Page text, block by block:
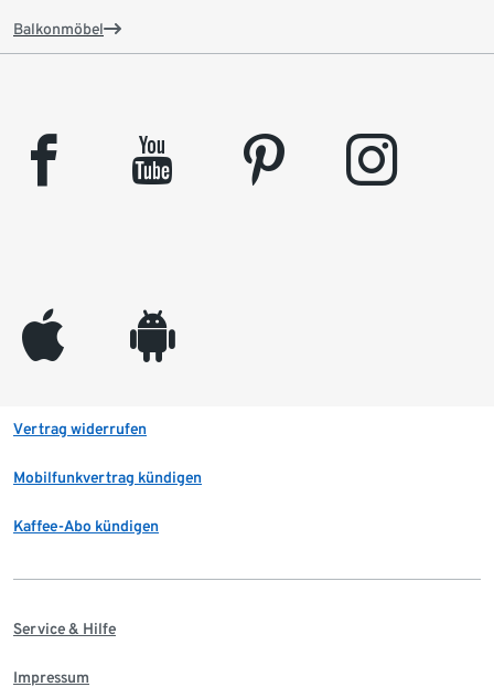
Balkonmöbel
facebook youtube pinterest instagram
appleinc android
Vertrag widerrufen
Mobilfunkvertrag kündigen
Kaffee-Abo kündigen
Service & Hilfe
Impressum